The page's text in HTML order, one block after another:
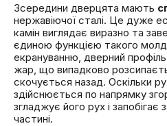
Зсередини дверцята мають
нержавіючої сталі. Це дуже
камін виглядає виразно та
єдиною функцією такого
екрануванню, дверний
жар, що випадково
скочується назад. Оскільки
здійснюється по напрямку
згладжує його рух і
частині.